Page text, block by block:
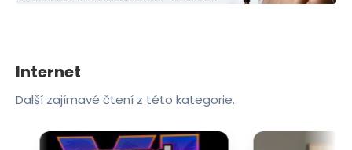
Internet
Další zajímavé čtení z této kategorie.